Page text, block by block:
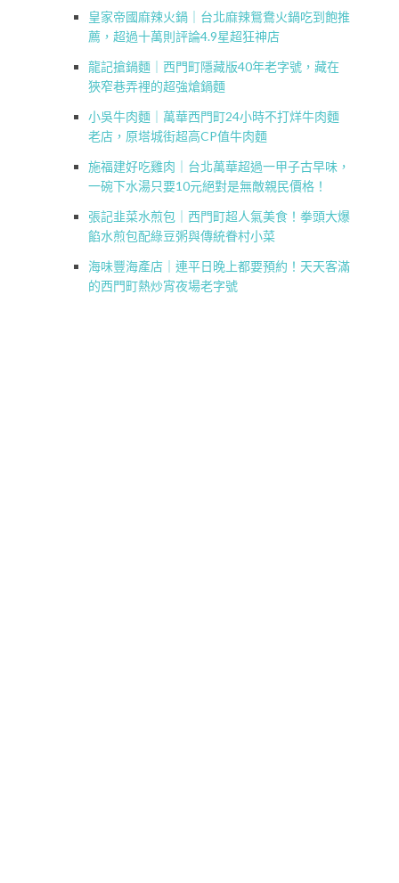
皇家帝國麻辣火鍋｜台北麻辣鴛鴦火鍋吃到飽推
薦，超過十萬則評論4.9星超狂神店
龍記搶鍋麵｜西門町隱藏版40年老字號，藏在
狹窄巷弄裡的超強熗鍋麵
小吳牛肉麵｜萬華西門町24小時不打烊牛肉麵
老店，原塔城街超高CP值牛肉麵
施福建好吃雞肉｜台北萬華超過一甲子古早味，
一碗下水湯只要10元絕對是無敵親民價格！
張記韭菜水煎包｜西門町超人氣美食！拳頭大爆
餡水煎包配綠豆粥與傳統眷村小菜
海味豐海產店｜連平日晚上都要預約！天天客滿
的西門町熱炒宵夜場老字號